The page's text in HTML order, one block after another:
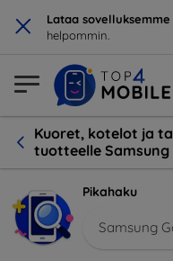
× Lataa sovelluksemme
helpommin.
Kuoret, kotelot ja
tuotteelle Samsung
Pikahaku
Samsung